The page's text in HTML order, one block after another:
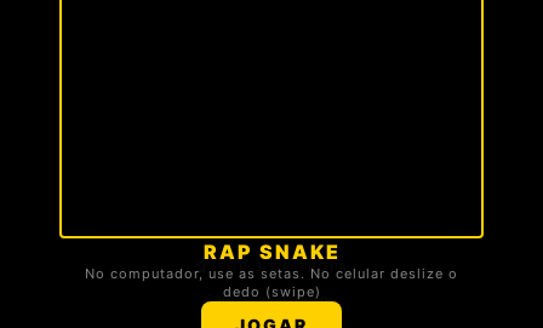
RAP SNAKE
No computador, use as setas. No celular deslize o
dedo (swipe)
🏆 TOP 3 DA TROPA
Carregando ranking...